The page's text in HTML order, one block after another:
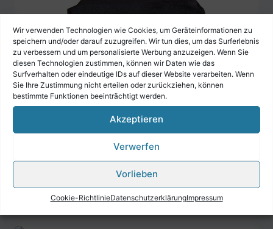
Wir verwenden Technologien wie Cookies, um Geräteinformationen zu
speichern und/oder darauf zuzugreifen. Wir tun dies, um das Surferlebnis
zu verbessern und um personalisierte Werbung anzuzeigen. Wenn Sie
diesen Technologien zustimmen, können wir Daten wie das
Surfverhalten oder eindeutige IDs auf dieser Website verarbeiten. Wenn
Sie Ihre Zustimmung nicht erteilen oder zurückziehen, können
bestimmte Funktionen beeinträchtigt werden.
Akzeptieren
Verwerfen
Vorlieben
Cookie-RichtlinieDatenschutzerklärungImpressum
Akkordeon Abdeckhaube Cover Black
Vintage für 96 Bässe